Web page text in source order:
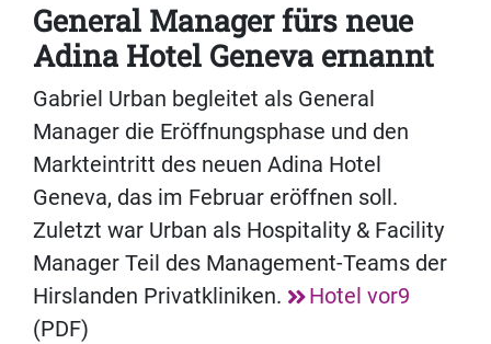
General Manager fürs neue
Adina Hotel Geneva ernannt
Gabriel Urban begleitet als General
Manager die Eröffnungsphase und den
Markteintritt des neuen Adina Hotel
Geneva, das im Februar eröffnen soll.
Zuletzt war Urban als Hospitality & Facility
Manager Teil des Management-Teams der
Hirslanden Privatkliniken.
Hotel vor9
(PDF)